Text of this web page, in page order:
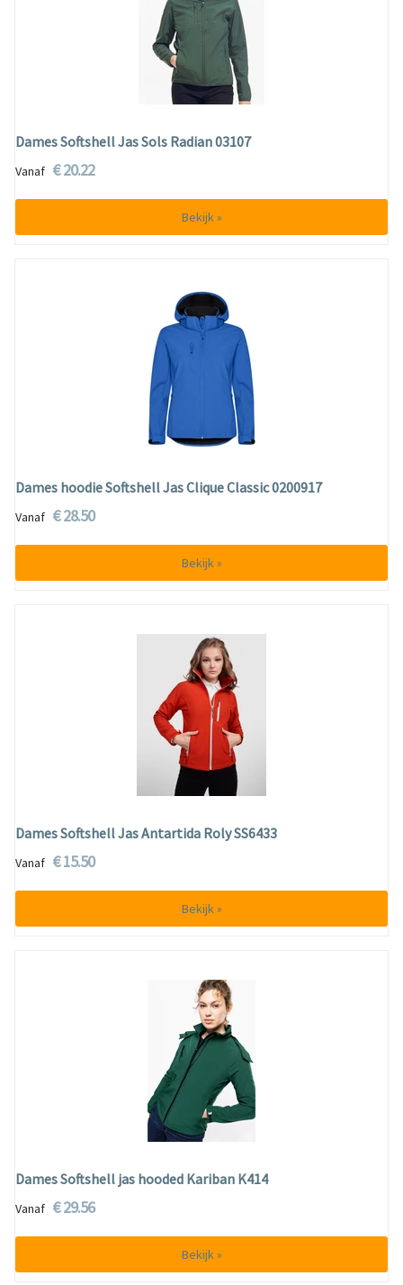
Dames Softshell Jas Sols Radian 03107
Vanaf € 20.22
Bekijk »
Dames hoodie Softshell Jas Clique Classic 0200917
Vanaf € 28.50
Bekijk »
Dames Softshell Jas Antartida Roly SS6433
Vanaf € 15.50
Bekijk »
Dames Softshell jas hooded Kariban K414
Vanaf € 29.56
Bekijk »